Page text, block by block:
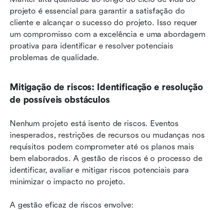
projeto é essencial para garantir a satisfação do
cliente e alcançar o sucesso do projeto. Isso requer
um compromisso com a excelência e uma abordagem
proativa para identificar e resolver potenciais
problemas de qualidade.
Mitigação de riscos: Identificação e resolução
de possíveis obstáculos
Nenhum projeto está isento de riscos. Eventos
inesperados, restrições de recursos ou mudanças nos
requisitos podem comprometer até os planos mais
bem elaborados. A gestão de riscos é o processo de
identificar, avaliar e mitigar riscos potenciais para
minimizar o impacto no projeto.
A gestão eficaz de riscos envolve: